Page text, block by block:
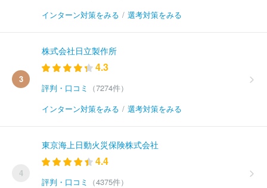
インターン対策をみる / 選考対策をみる
3
株式会社日立製作所
4.3
評判・口コミ
（7274件）
インターン対策をみる / 選考対策をみる
4
東京海上日動火災保険株式会社
4.4
評判・口コミ
（4375件）